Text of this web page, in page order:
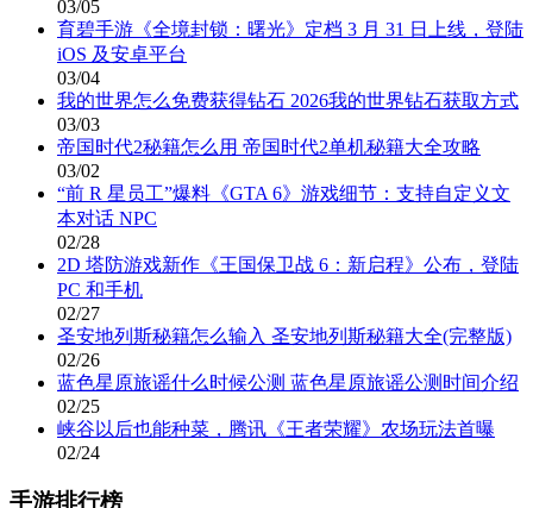
03/05
育碧手游《全境封锁：曙光》定档 3 月 31 日上线，登陆
iOS 及安卓平台
03/04
我的世界怎么免费获得钻石 2026我的世界钻石获取方式
03/03
帝国时代2秘籍怎么用 帝国时代2单机秘籍大全攻略
03/02
“前 R 星员工”爆料《GTA 6》游戏细节：支持自定义文
本对话 NPC
02/28
2D 塔防游戏新作《王国保卫战 6：新启程》公布，登陆
PC 和手机
02/27
圣安地列斯秘籍怎么输入 圣安地列斯秘籍大全(完整版)
02/26
蓝色星原旅谣什么时候公测 蓝色星原旅谣公测时间介绍
02/25
峡谷以后也能种菜，腾讯《王者荣耀》农场玩法首曝
02/24
手游排行榜